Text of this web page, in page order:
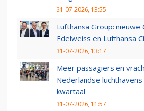
31-07-2026, 13:55
Lufthansa Group: nieuwe
Edelweiss en Lufthansa
31-07-2026, 13:17
Meer passagiers en
Nederlandse
kwartaal
31-07-2026, 11:57